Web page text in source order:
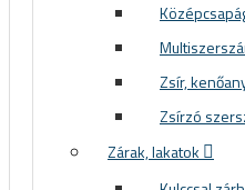
ALKATRÉSZEK
Zsír,
Zsírzó
Zárak, lakatok